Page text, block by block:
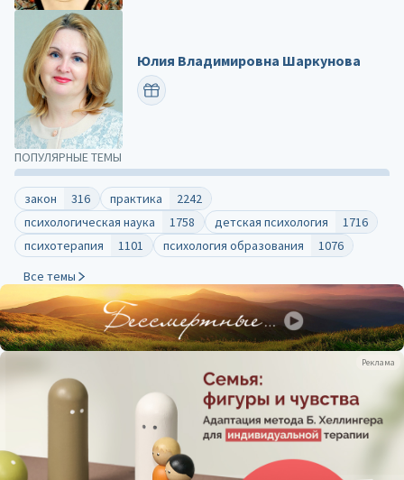
Реклама
ПОПУЛЯРНЫЕ ТЕМЫ
закон 316 практика
2242
психологическая наука
1758 детская психология
1716
психотерапия
1101 психология образования
1076
Все темы
Юлия Владимировна Шаркунова
ПОЗДРАВИТЬ